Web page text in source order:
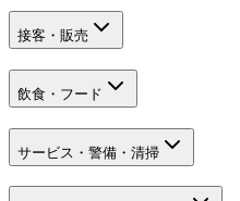
接客・販売
飲食・フード
サービス・警備・清掃